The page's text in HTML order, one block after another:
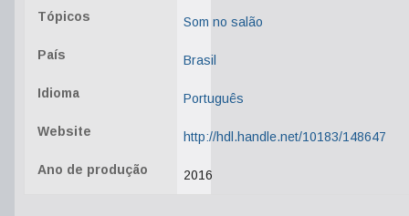
Tópicos Som no salão
País Brasil
Idioma Português
Website http://hdl.handle.net/10183/148647
Ano de produção 2016